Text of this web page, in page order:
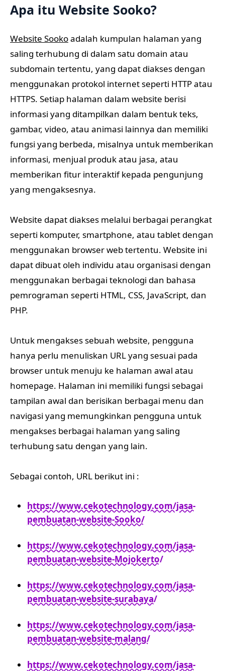
Apa itu Website Sooko?
Website Sookoadalah kumpulan halaman yang
saling terhubung di dalam satu domain atau
subdomain tertentu, yang dapat diakses dengan
menggunakan protokol internet seperti HTTP atau
HTTPS. Setiap halaman dalam website berisi
informasi yang ditampilkan dalam bentuk teks,
gambar, video, atau animasi lainnya dan memiliki
fungsi yang berbeda, misalnya untuk memberikan
informasi, menjual produk atau jasa, atau
memberikan fitur interaktif kepada pengunjung
yang mengaksesnya.
Website dapat diakses melalui berbagai perangkat
seperti komputer, smartphone, atau tablet dengan
menggunakan browser web tertentu. Website ini
dapat dibuat oleh individu atau organisasi dengan
menggunakan berbagai teknologi dan bahasa
pemrograman seperti HTML, CSS, JavaScript, dan
PHP.
Untuk mengakses sebuah website, pengguna
hanya perlu menuliskan URL yang sesuai pada
browser untuk menuju ke halaman awal atau
homepage. Halaman ini memiliki fungsi sebagai
tampilan awal dan berisikan berbagai menu dan
navigasi yang memungkinkan pengguna untuk
mengakses berbagai halaman yang saling
terhubung satu dengan yang lain.
Sebagai contoh, URL berikut ini :
https://www.cekotechnology.com/jasa-
pembuatan-website-Sooko/
https://www.cekotechnology.com/jasa-
pembuatan-website-Mojokerto/
https://www.cekotechnology.com/jasa-
pembuatan-website-surabaya/
https://www.cekotechnology.com/jasa-
pembuatan-website-malang/
https://www.cekotechnology.com/jasa-